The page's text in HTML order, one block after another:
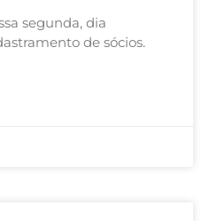
segunda, dia
de sócios.